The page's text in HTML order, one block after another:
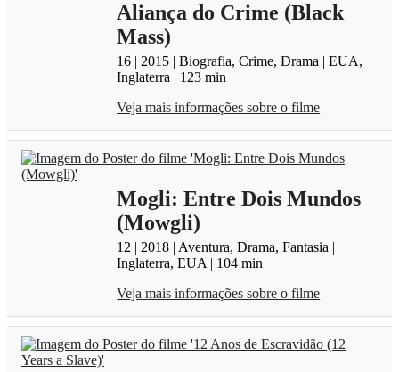
Aliança do Crime (Black
Mass)
16 | 2015 | Biografia, Crime, Drama | EUA,
Inglaterra | 123 min
Veja mais informações sobre o filme
Mogli: Entre Dois Mundos
(Mowgli)
12 | 2018 | Aventura, Drama, Fantasia |
Inglaterra, EUA | 104 min
Veja mais informações sobre o filme